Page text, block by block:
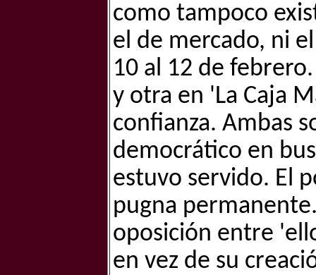
como tampoco
el de mercado, ni
10 al 12 de
y otra en 'La Caja
confianza. Ambas
democrático en
estuvo servido. El
pugna
oposición entre
en vez de su